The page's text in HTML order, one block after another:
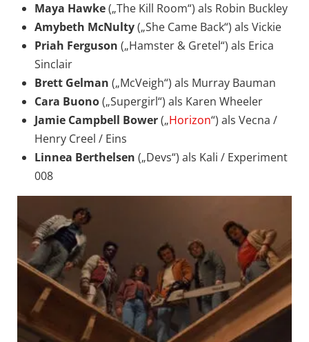
Maya Hawke(„The Kill Room“) als Robin Buckley
Amybeth McNulty(„She Came Back“) als Vickie
Priah Ferguson („Hamster & Gretel“) als Erica
Sinclair
Brett Gelman („McVeigh“) als Murray Bauman
Cara Buono(„Supergirl“) als Karen Wheeler
Jamie Campbell Bower(„Horizon“) als Vecna /
Henry Creel / Eins
Linnea Berthelsen („Devs“) als Kali / Experiment
008